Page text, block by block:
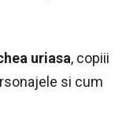
uriasa, copiii
si cum